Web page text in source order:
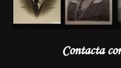
Contacta